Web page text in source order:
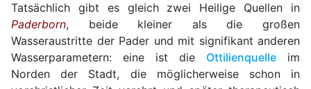
Tatsächlich gibt es gleich zwei Heilige Quellen in
Paderborn, beide kleiner als die großen
Wasseraustritte der Pader und mit signifikant anderen
Wasserparametern: eine ist die Ottilienquelle im
Norden der Stadt, die möglicherweise schon in